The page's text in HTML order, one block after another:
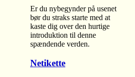
Er du nybegynder på usenet
bør du straks starte med at
kaste dig over den hurtige
introduktion til denne
spændende verden.
Netikette